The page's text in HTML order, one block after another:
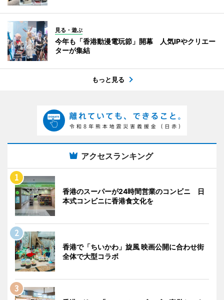
見る・遊ぶ
今年も「香港動漫電玩節」開幕 人気IPやクリエー
ターが集結
もっと見る
アクセスランキング
香港のスーパーが24時間営業のコンビニ 日
本式コンビニに香港食文化を
香港で「ちいかわ」旋風 映画公開に合わせ街
全体で大型コラボ